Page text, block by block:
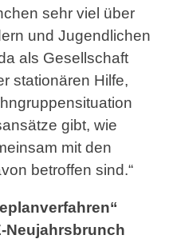
sehr viel über
und Jugendlichen
als Gesellschaft
stationären Hilfe,
gibt, wie
mit den
betroffen sind.“
Neujahrsbrunch